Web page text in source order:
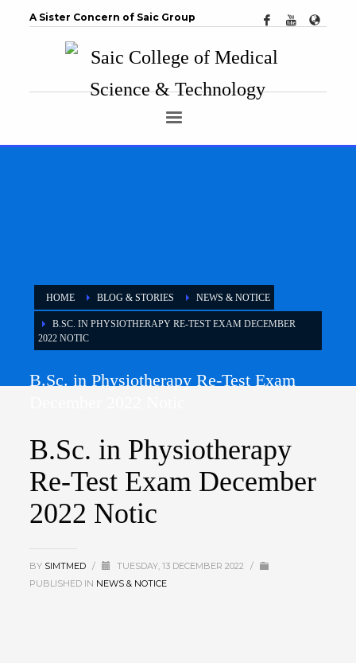
A Sister Concern of Saic Group
HOME BLOG & STORIES NEWS & NOTICE
B.SC. IN PHYSIOTHERAPY RE-TEST EXAM DECEMBER
2022 NOTIC
B.Sc. in Physiotherapy Re-Test Exam
B.Sc. in Physiotherapy
Re-Test Exam December
2022 Notic
BY SIMTMED / TUESDAY, 13 DECEMBER 2022
/
PUBLISHED IN NEWS & NOTICE